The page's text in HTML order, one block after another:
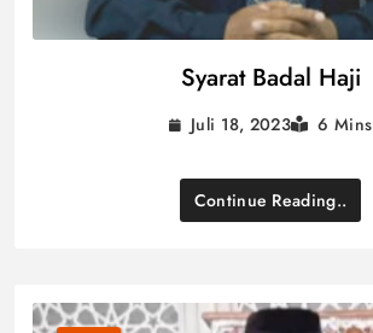
Syarat Badal Haji
Juli 18, 2023 6 Mins
Continue Reading..